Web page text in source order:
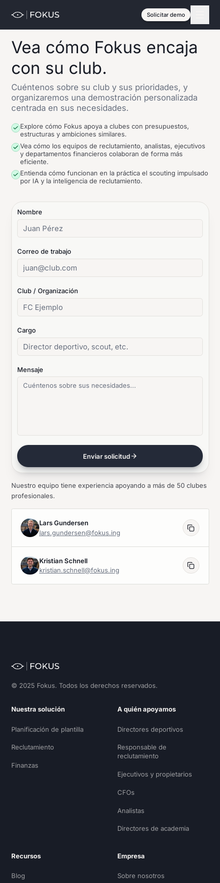
Solicitar demo
Vea cómo Fokus encaja
con su club.
Cuéntenos sobre su club y sus prioridades, y
organizaremos una demostración personalizada
centrada en sus necesidades.
Explore cómo Fokus apoya a clubes con presupuestos,
estructuras y ambiciones similares.
Vea cómo los equipos de reclutamiento, analistas, ejecutivos
y departamentos financieros colaboran de forma más
eficiente.
Entienda cómo funcionan en la práctica el scouting impulsado
por IA y la inteligencia de reclutamiento.
Nombre
Correo de trabajo
Club / Organización
Cargo
Mensaje
Enviar solicitud
Nuestro equipo tiene experiencia apoyando a más de 50 clubes
profesionales.
Lars Gundersen
lars.gundersen@fokus.ing
Kristian Schnell
kristian.schnell@fokus.ing
© 2025 Fokus. Todos los derechos reservados.
Nuestra solución
Planificación de plantilla
Reclutamiento
Finanzas
A quién apoyamos
Directores deportivos
Responsable de
reclutamiento
Ejecutivos y propietarios
CFOs
Analistas
Directores de academia
Recursos
Blog
Empresa
Sobre nosotros